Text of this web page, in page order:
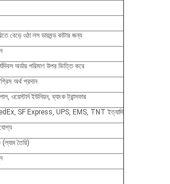
বেড়ে ওঠা লস ডায়মন্ড কাটার জন্য
অর্ডার পরিমাণ উপর ভিত্তি করে
অর্থ প্রদান
ওয়েস্টার্ন ইউনিয়ন, ব্যাংক ট্রান্সফার
SF Express, UPS, EMS, TNT ইত্যাদি
(ল্যাব তৈরি)